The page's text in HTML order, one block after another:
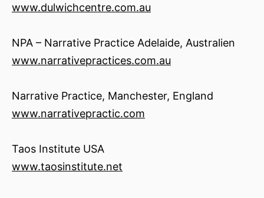
www.dulwichcentre.com.au
NPA – Narrative Practice Adelaide, Australien
www.narrativepractices.com.au
Narrative Practice, Manchester, England
www.narrativepractic.com
Taos Institute USA
www.taosinstitute.net